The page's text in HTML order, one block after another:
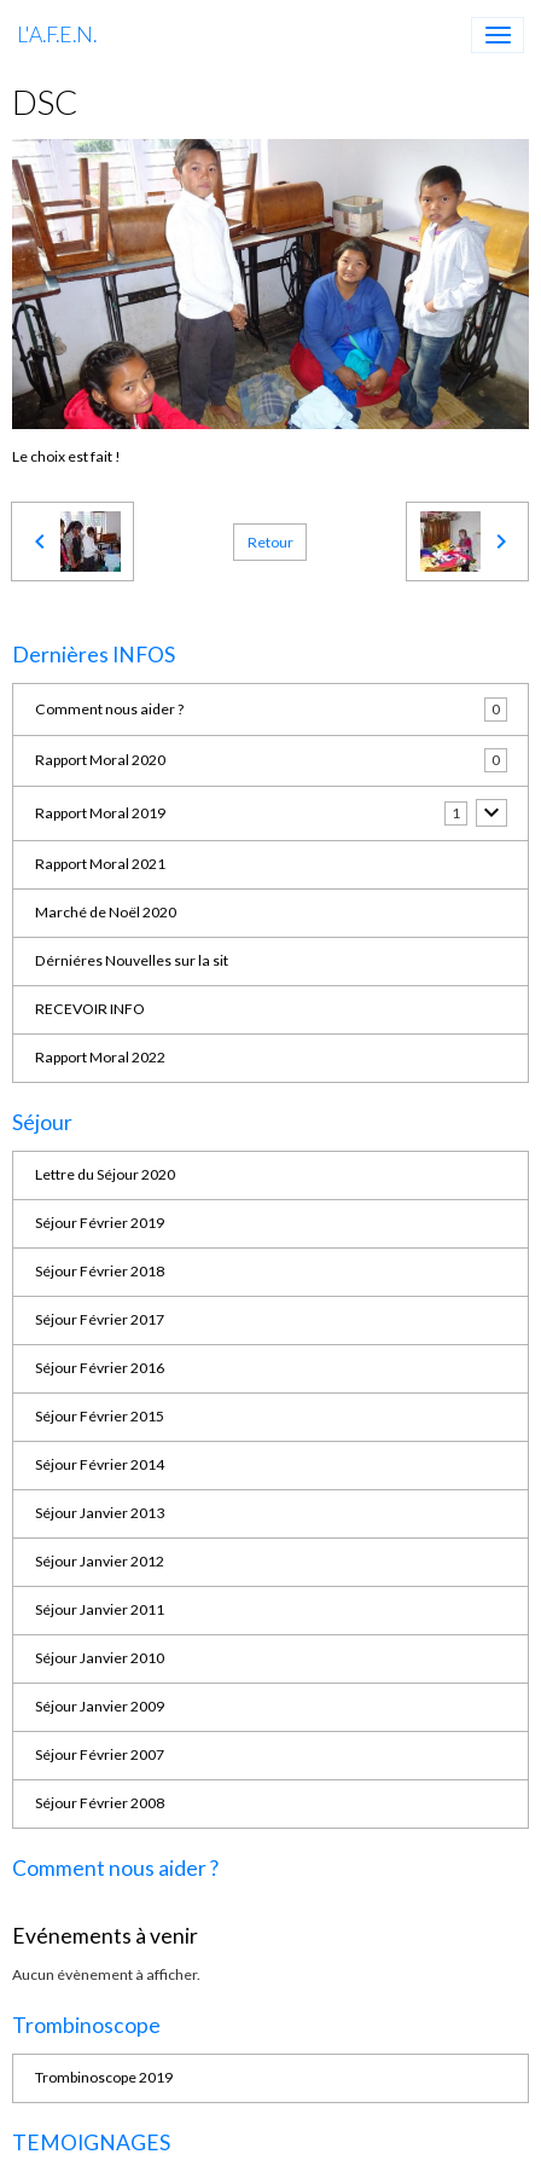
L'A.F.E.N.
DSC
Le choix est fait !
Retour
Dernières INFOS
Comment nous aider ? 0
Rapport Moral 2020 0
Rapport Moral 2019 1
Rapport Moral 2021
Marché de Noël 2020
Dérniéres Nouvelles sur la sit
RECEVOIR INFO
Rapport Moral 2022
Séjour
Lettre du Séjour 2020
Séjour Février 2019
Séjour Février 2018
Séjour Février 2017
Séjour Février 2016
Séjour Février 2015
Séjour Février 2014
Séjour Janvier 2013
Séjour Janvier 2012
Séjour Janvier 2011
Séjour Janvier 2010
Séjour Janvier 2009
Séjour Février 2007
Séjour Février 2008
Comment nous aider ?
Evénements à venir
Aucun évènement à afficher.
Trombinoscope
Trombinoscope 2019
TEMOIGNAGES